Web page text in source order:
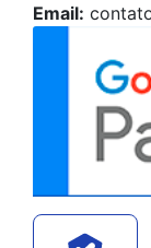
Email: